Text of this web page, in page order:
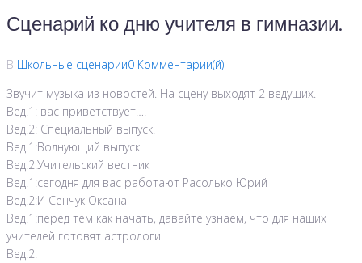
Сценарий ко дню учителя в гимназии.
В Школьные сценарии0 Комментарии(й)
Звучит музыка из новостей. На сцену выходят 2 ведущих.
Вед.1: вас приветствует….
Вед.2: Специальный выпуск!
Вед.1:Волнующий выпуск!
Вед.2:Учительский вестник
Вед.1:сегодня для вас работают Расолько Юрий
Вед.2:И Сенчук Оксана
Вед.1:перед тем как начать, давайте узнаем, что для наших
учителей готовят астрологи
Вед.2: